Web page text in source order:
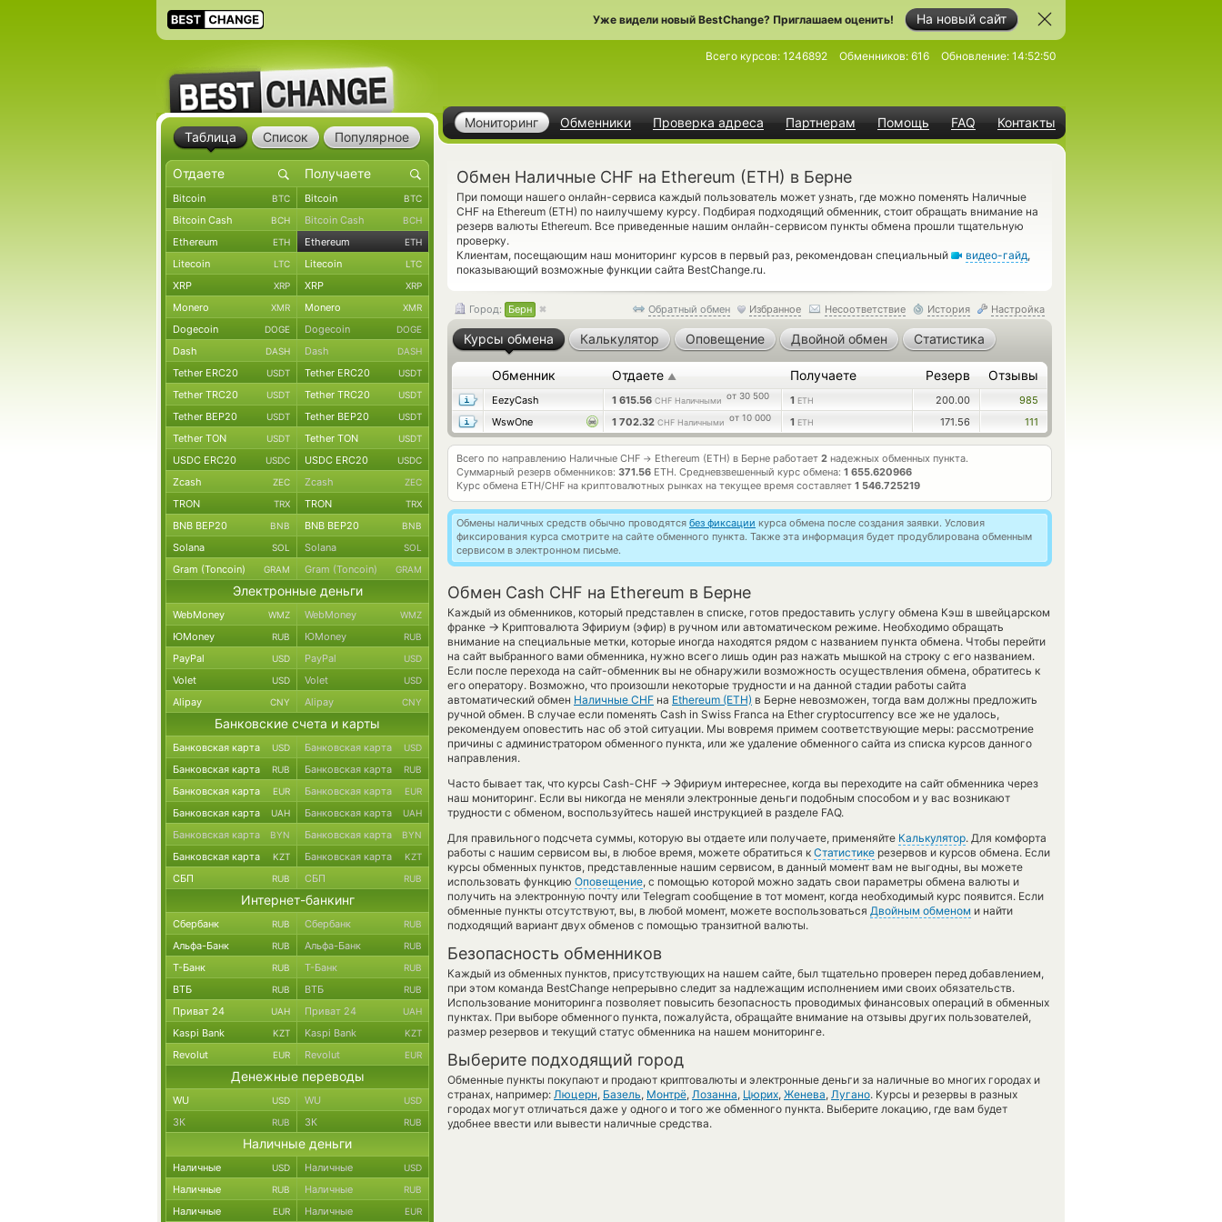
На новый сайт
Уже видели новый BestChange? Приглашаем оценить!
Мониторинг Обменники Проверка адреса Партнерам Помощь FAQ Контакты
Всего курсов: 1246892 Обменников: 616 Обновление: 14:52:50
Обмен Наличные CHF на Ethereum (ETH) в Берне
При помощи нашего онлайн-сервиса каждый пользователь может узнать, где можно поменять Наличные
CHF на Ethereum (ETH) по наилучшему курсу. Подбирая подходящий обменник, стоит обращать внимание на
резерв валюты Ethereum. Все приведенные нашим онлайн-сервисом пункты обмена прошли тщательную
проверку.
Клиентам, посещающим наш мониторинг курсов в первый раз, рекомендован специальный
видео-гайд,
показывающий возможные функции сайта BestChange.ru.
Обратный обмен Избранное Несоответствие История Настройка
Город: Берн
Курсы обмена Калькулятор Оповещение Двойной обмен Статистика
Обменник Отдаете ▲ Получаете Резерв Отзывы
EezyCash 1 615.56 CHF Наличными от 30 500 1 ETH 200.00
985
WswOne
1 702.32 CHF Наличными от 10 000 1 ETH 171.56 111
Всего по направлению Наличные CHF → Ethereum (ETH) в Берне работает 2 надежных обменных пункта.
Суммарный резерв обменников: 371.56 ETH. Средневзвешенный курс обмена: 1 655.620966
Курс обмена ETH/CHF на криптовалютных рынках на текущее время составляет 1 546.725219
Обмены наличных средств обычно проводятся без фиксации курса обмена после создания заявки. Условия
фиксирования курса смотрите на сайте обменного пункта. Также эта информация будет продублирована обменным
сервисом в электронном письме.
Обмен Cash CHF на Ethereum в Берне
Каждый из обменников, который представлен в списке, готов предоставить услугу обмена Кэш в швейцарском
франке → Криптовалюта Эфириум (эфир) в ручном или автоматическом режиме. Необходимо обращать
внимание на специальные метки, которые иногда находятся рядом с названием пункта обмена. Чтобы перейти
на сайт выбранного вами обменника, нужно всего лишь один раз нажать мышкой на строку с его названием.
Если после перехода на сайт-обменник вы не обнаружили возможность осуществления обмена, обратитесь к
его оператору. Возможно, что произошли некоторые трудности и на данной стадии работы сайта
автоматический обмен Наличные CHF на Ethereum (ETH) в Берне невозможен, тогда вам должны предложить
ручной обмен. В случае если поменять Cash in Swiss Franca на Ether cryptocurrency все же не удалось,
рекомендуем оповестить нас об этой ситуации. Мы вовремя примем соответствующие меры: рассмотрение
причины с администратором обменного пункта, или же удаление обменного сайта из списка курсов данного
направления.
Часто бывает так, что курсы Cash-CHF → Эфириум интереснее, когда вы переходите на сайт обменника через
наш мониторинг. Если вы никогда не меняли электронные деньги подобным способом и у вас возникают
трудности с обменом, воспользуйтесь нашей инструкцией в разделе FAQ.
Для правильного подсчета суммы, которую вы отдаете или получаете, применяйте Калькулятор. Для комфорта
работы с нашим сервисом вы, в любое время, можете обратиться к Статистике резервов и курсов обмена. Если
курсы обменных пунктов, представленные нашим сервисом, в данный момент вам не выгодны, вы можете
использовать функцию Оповещение, с помощью которой можно задать свои параметры обмена валюты и
получить на электронную почту или Telegram сообщение в тот момент, когда необходимый курс появится. Если
обменные пункты отсутствуют, вы, в любой момент, можете воспользоваться Двойным обменом и найти
подходящий вариант двух обменов с помощью транзитной валюты.
Безопасность обменников
Каждый из обменных пунктов, присутствующих на нашем сайте, был тщательно проверен перед добавлением,
при этом команда BestChange непрерывно следит за надлежащим исполнением ими своих обязательств.
Использование мониторинга позволяет повысить безопасность проводимых финансовых операций в обменных
пунктах. При выборе обменного пункта, пожалуйста, обращайте внимание на отзывы других пользователей,
размер резервов и текущий статус обменника на нашем мониторинге.
Выберите подходящий город
Обменные пункты покупают и продают криптовалюты и электронные деньги за наличные во многих городах и
странах, например: Люцерн, Базель, Монтрё, Лозанна, Цюрих, Женева, Лугано. Курсы и резервы в разных
городах могут отличаться даже у одного и того же обменного пункта. Выберите локацию, где вам будет
удобнее ввести или вывести наличные средства.
Таблица Список Популярное
Bitcoin BTC Bitcoin BTC
Bitcoin Cash BCH Bitcoin Cash BCH
Ethereum ETH Ethereum ETH
Litecoin LTC Litecoin LTC
XRP XRP XRP XRP
Monero XMR Monero XMR
Dogecoin DOGE Dogecoin DOGE
Dash DASH Dash DASH
Tether ERC20 USDT Tether ERC20 USDT
Tether TRC20 USDT Tether TRC20 USDT
Tether BEP20 USDT Tether BEP20 USDT
Tether TON USDT Tether TON USDT
USDC ERC20 USDC USDC ERC20 USDC
Zcash ZEC Zcash ZEC
TRON TRX TRON TRX
BNB BEP20 BNB BNB BEP20 BNB
Solana SOL Solana SOL
Gram (Toncoin) GRAM Gram (Toncoin) GRAM
Электронные деньги
WebMoney WMZ WebMoney WMZ
ЮMoney RUB ЮMoney RUB
PayPal USD PayPal USD
Volet USD Volet USD
Alipay CNY Alipay CNY
Банковские счета и карты
Банковская карта USD Банковская карта USD
Банковская карта RUB Банковская карта RUB
Банковская карта EUR Банковская карта EUR
Банковская карта UAH Банковская карта UAH
Банковская карта BYN Банковская карта BYN
Банковская карта KZT Банковская карта KZT
СБП RUB СБП RUB
Интернет-банкинг
Сбербанк RUB Сбербанк RUB
Альфа-Банк RUB Альфа-Банк RUB
Т-Банк RUB Т-Банк RUB
ВТБ RUB ВТБ RUB
Приват 24 UAH Приват 24 UAH
Kaspi Bank KZT Kaspi Bank KZT
Revolut EUR Revolut EUR
Денежные переводы
WU USD WU USD
ЗК RUB ЗК RUB
Наличные деньги
Наличные USD Наличные USD
Наличные RUB Наличные RUB
Наличные EUR Наличные EUR